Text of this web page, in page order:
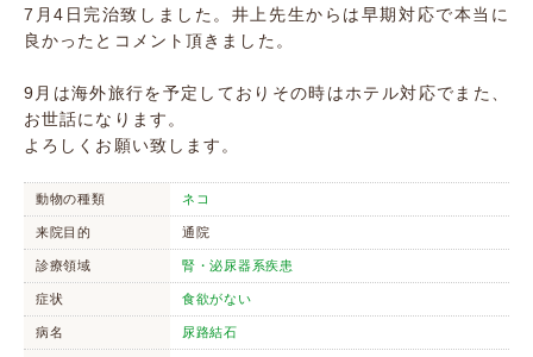
7月4日完治致しました。井上先生からは早期対応で本当に
良かったとコメント頂きました。
9月は海外旅行を予定しておりその時はホテル対応でまた、
お世話になります。
よろしくお願い致します。
動物の種類 ネコ
来院目的 通院
診療領域 腎・泌尿器系疾患
症状 食欲がない
病名 尿路結石